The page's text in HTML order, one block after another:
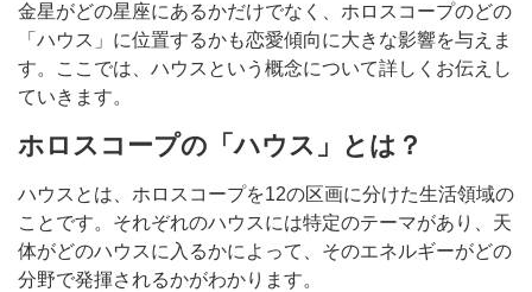
金星がどの星座にあるかだけでなく、ホロスコープのどの
「ハウス」に位置するかも恋愛傾向に大きな影響を与えま
す。ここでは、ハウスという概念について詳しくお伝えし
ていきます。
ホロスコープの「ハウス」とは？
ハウスとは、ホロスコープを12の区画に分けた生活領域の
ことです。それぞれのハウスには特定のテーマがあり、天
体がどのハウスに入るかによって、そのエネルギーがどの
分野で発揮されるかがわかります。